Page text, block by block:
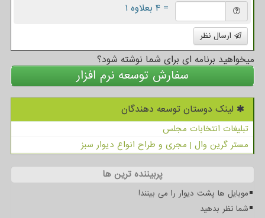
= ۴ بعلاوه ۱
ارسال نظر
میخواهید برنامه ای برای شما نوشته شود؟
سفارش توسعه نرم افزار
لینک دوستان توسعه دهندگان
تبلیغات انتخابات مجلس
مستر گرین وال | مجری و طراح انواع دیوار سبز
پربیننده ترین ها
موبایل ها پشت دیوار را می بینند!
شما نظر بدهید